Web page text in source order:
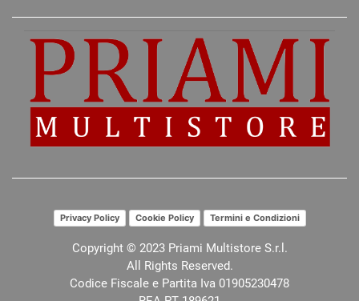
Privacy Policy Cookie Policy Termini e Condizioni
Copyright © 2023 Priami Multistore S.r.l.
All Rights Reserved.
Codice Fiscale e Partita Iva 01905230478